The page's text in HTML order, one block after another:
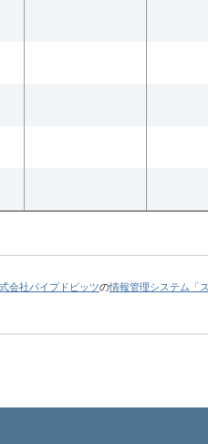
会社パイプドビッツの情報管理システム「